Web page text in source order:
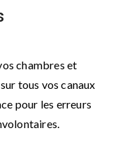
chambres et
tous vos canaux
pour les erreurs